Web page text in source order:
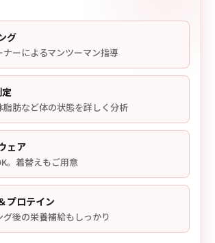
グ
ナーによるマンツーマン指導
脂肪など体の状態を詳しく分析
ェア
。着替えもご用意
プロテイン
グ後の栄養補給もしっかり